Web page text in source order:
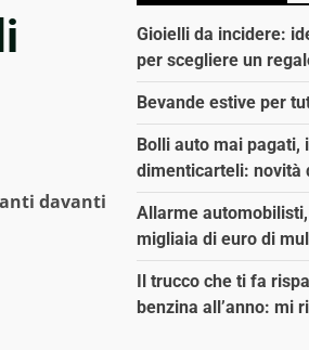
davanti
Gioielli da incidere:
per scegliere un
Bevande estive per
Bolli auto mai pagati,
dimenticarteli: novità
Allarme
migliaia di euro di
Il trucco che ti fa
benzina all’anno: mi